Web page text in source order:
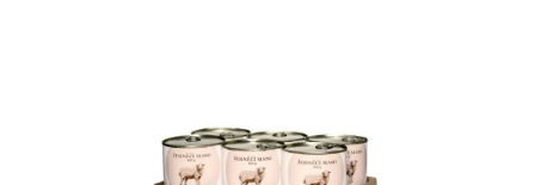
KRÁLÍCI/HLODAVCI/PTÁCI